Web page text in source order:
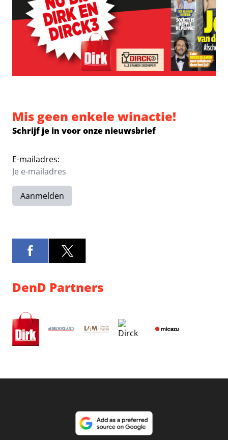
Mis geen enkele winactie!
Schrijf je in voor onze nieuwsbrief
E-mailadres:
Aanmelden
DenD Partners